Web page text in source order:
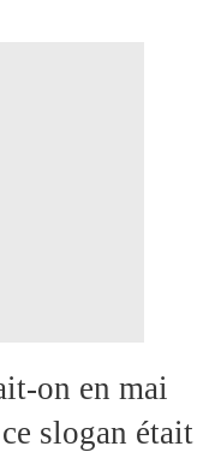
on en mai
slogan était